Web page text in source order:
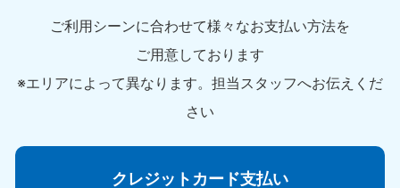
ご利用シーンに合わせて様々なお支払い方法を
ご用意しております
※エリアによって異なります。担当スタッフへお伝えくだ
さい
クレジットカード支払い